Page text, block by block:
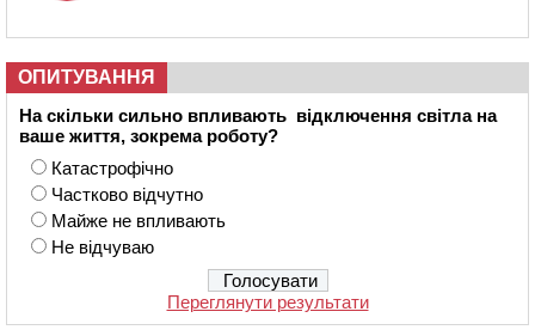
ОПИТУВАННЯ
На скільки сильно впливають відключення світла на
ваше життя, зокрема роботу?
Катастрофічно
Частково відчутно
Майже не впливають
Не відчуваю
Переглянути результати